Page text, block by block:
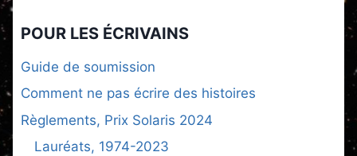
POUR LES ÉCRIVAINS
Guide de soumission
Comment ne pas écrire des histoires
Règlements, Prix Solaris 2024
Lauréats, 1974-2023